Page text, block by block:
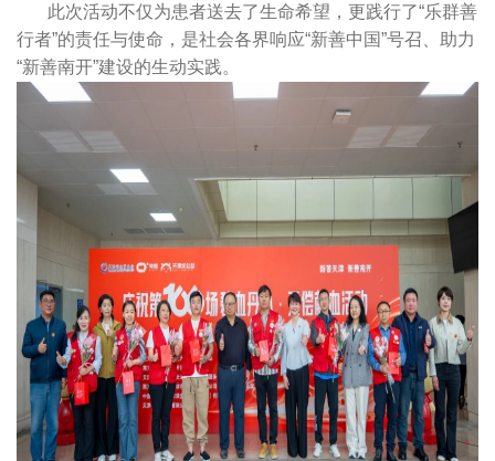
此次活动不仅为患者送去了生命希望，更践行了“乐群善
行者”的责任与使命，是社会各界响应“新善中国”号召、助力
“新善南开”建设的生动实践。